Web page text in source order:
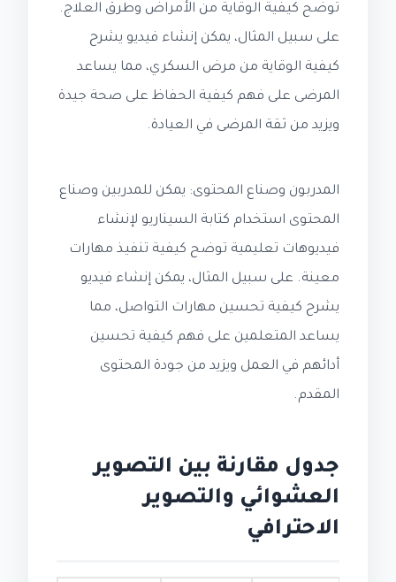
توضح كيفية الوقاية من الأمراض وطرق العلاج.
على سبيل المثال، يمكن إنشاء فيديو يشرح
كيفية الوقاية من مرض السكري، مما يساعد
المرضى على فهم كيفية الحفاظ على صحة جيدة
ويزيد من ثقة المرضى في العيادة.
المدربون وصناع المحتوى: يمكن للمدربين وصناع
المحتوى استخدام كتابة السيناريو لإنشاء
فيديوهات تعليمية توضح كيفية تنفيذ مهارات
معينة. على سبيل المثال، يمكن إنشاء فيديو
يشرح كيفية تحسين مهارات التواصل، مما
يساعد المتعلمين على فهم كيفية تحسين
أدائهم في العمل ويزيد من جودة المحتوى
المقدم.
جدول مقارنة بين التصوير
العشوائي والتصوير
الاحترافي